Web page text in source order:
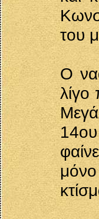
του
Ο
λίγο